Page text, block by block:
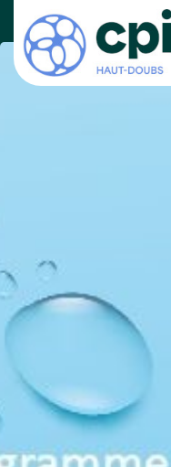
Accueil Le CPIE